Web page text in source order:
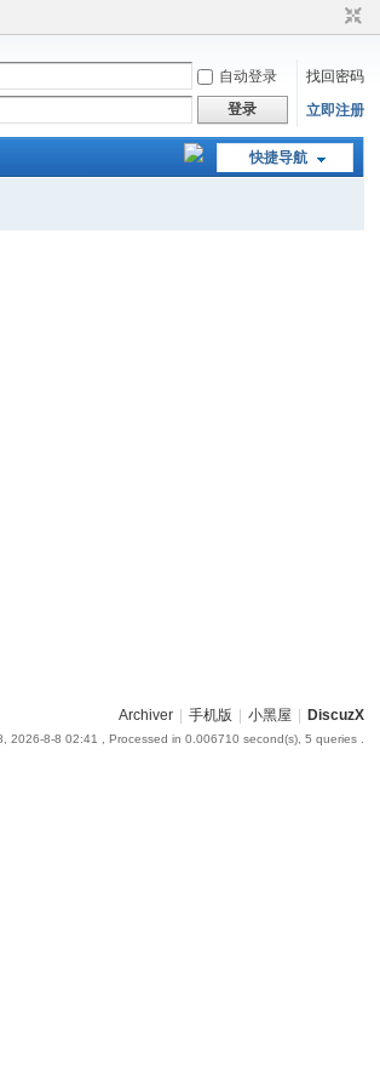
自动登录
找回密码
登录 立即注册
快捷导航
Archiver 手机版 小黑屋 DiscuzX
2026-8-8 02:41 , Processed in 0.006710 second(s), 5 queries .